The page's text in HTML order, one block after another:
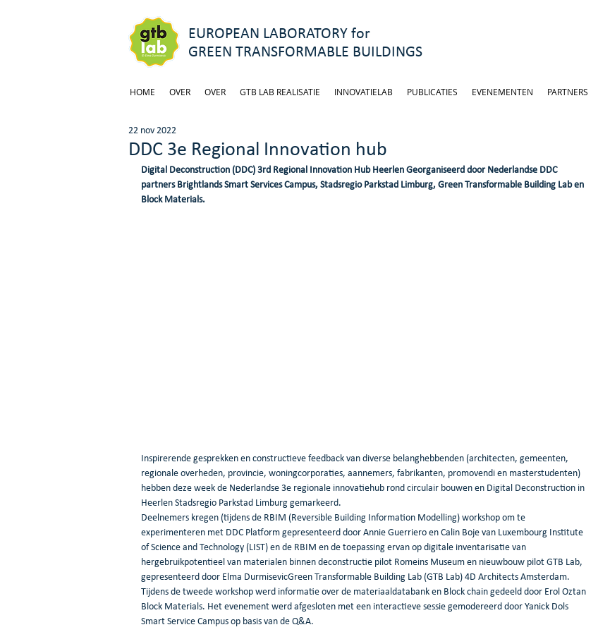
EUROPEAN LABORATORY for
GREEN TRANSFORMABLE BUILDINGS
HOME OVER OVER GTB LAB REALISATIE INNOVATIELAB PUBLICATIES EVENEMENTEN PARTNERS
DDC 3e Regional Innovation hub
22 nov 2022
Digital Deconstruction (DDC) 3rd Regional Innovation Hub Heerlen Georganiseerd door Nederlandse DDC
partners Brightlands Smart Services Campus, Stadsregio Parkstad Limburg, Green Transformable Building Lab en
Block Materials.
Inspirerende gesprekken en constructieve feedback van diverse belanghebbenden (architecten, gemeenten,
regionale overheden, provincie, woningcorporaties, aannemers, fabrikanten, promovendi en masterstudenten)
hebben deze week de Nederlandse 3e regionale innovatiehub rond circulair bouwen en Digital Deconstruction in
Heerlen Stadsregio Parkstad Limburg gemarkeerd.
Deelnemers kregen (tijdens de RBIM (Reversible Building Information Modelling) workshop om te
experimenteren met DDC Platform gepresenteerd door Annie Guerriero en Calin Boje van Luxembourg Institute
of Science and Technology (LIST) en de RBIM en de toepassing ervan op digitale inventarisatie van
hergebruikpotentieel van materialen binnen deconstructie pilot Romeins Museum en nieuwbouw pilot GTB Lab,
gepresenteerd door Elma DurmisevicGreen Transformable Building Lab (GTB Lab) 4D Architects Amsterdam.
Tijdens de tweede workshop werd informatie over de materiaaldatabank en Block chain gedeeld door Erol Oztan
Block Materials. Het evenement werd afgesloten met een interactieve sessie gemodereerd door Yanick Dols
Smart Service Campus op basis van de Q&A.